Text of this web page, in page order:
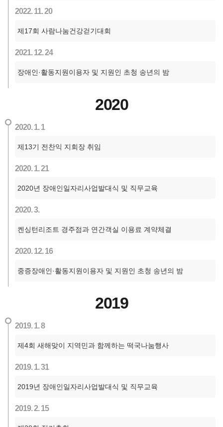
2022. 11. 20
제17회 사람나눔건강걷기대회
2021. 12. 24
장애인·활동지원이용자 및 지원인 초청 송년의 밤
2020
2020. 1. 1
제13기 전찬익 지회장 취임
2020. 1. 21
2020년 장애인일자리사업발대식 및 직무교육
2020. 3.
켄싱턴리조트 경주점과 연간객실 이용료 계약체결
2020. 12. 16
중증장애인·활동지원이용자 및 지원인 초청 송년의 밤
2019
2019. 1. 8
제4회 새해맞이 지역민과 함께하는 떡국나눔행사
2019. 1. 31
2019년 장애인일자리사업발대식 및 직무교육
2019. 2. 15